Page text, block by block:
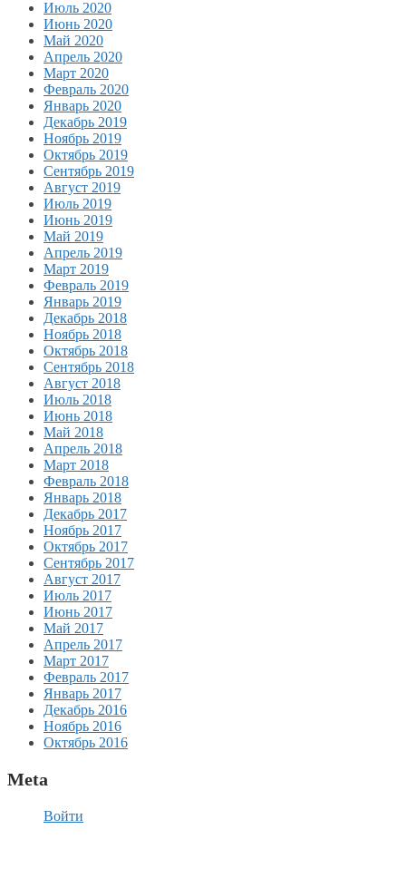
Июль 2020
Июнь 2020
Май 2020
Апрель 2020
Март 2020
Февраль 2020
Январь 2020
Декабрь 2019
Ноябрь 2019
Октябрь 2019
Сентябрь 2019
Август 2019
Июль 2019
Июнь 2019
Май 2019
Апрель 2019
Март 2019
Февраль 2019
Январь 2019
Декабрь 2018
Ноябрь 2018
Октябрь 2018
Сентябрь 2018
Август 2018
Июль 2018
Июнь 2018
Май 2018
Апрель 2018
Март 2018
Февраль 2018
Январь 2018
Декабрь 2017
Ноябрь 2017
Октябрь 2017
Сентябрь 2017
Август 2017
Июль 2017
Июнь 2017
Май 2017
Апрель 2017
Март 2017
Февраль 2017
Январь 2017
Декабрь 2016
Ноябрь 2016
Октябрь 2016
Meta
Войти